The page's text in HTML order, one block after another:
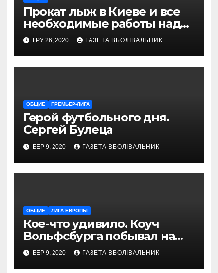
Прокат лыж в Киеве и все
необходимые работы над
снаряжением, которое
проводит магазин
«VELOPARK»
ГРУ 26, 2020 ГАЗЕТА ВБОЛІВАЛЬНИК
ОБЩИЕ ПРЕМЬЕР-ЛИГА
Герой футбольного дня.
Сергей Булеца
БЕР 9, 2020 ГАЗЕТА ВБОЛІВАЛЬНИК
ОБЩИЕ ЛИГА ЕВРОПЫ
Кое-что удивило. Коуч
Вольфсбурга побывал на
матче Шахтера с Колосом
БЕР 9, 2020 ГАЗЕТА ВБОЛІВАЛЬНИК